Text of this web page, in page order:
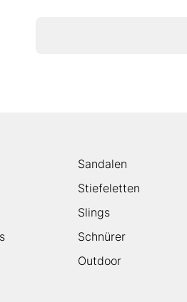
Sandalen
Stiefeletten
Slings
Schnürer
Outdoor